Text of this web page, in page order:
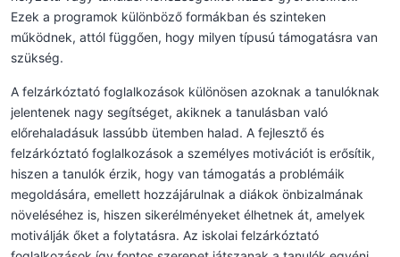
Ezek a programok különböző formákban és szinteken
működnek, attól függően, hogy milyen típusú támogatásra van
szükség.
A felzárkóztató foglalkozások különösen azoknak a tanulóknak
jelentenek nagy segítséget, akiknek a tanulásban való
előrehaladásuk lassúbb ütemben halad. A fejlesztő és
felzárkóztató foglalkozások a személyes motivációt is erősítik,
hiszen a tanulók érzik, hogy van támogatás a problémáik
megoldására, emellett hozzájárulnak a diákok önbizalmának
növeléséhez is, hiszen sikerélményeket élhetnek át, amelyek
motiválják őket a folytatásra. Az iskolai felzárkóztató